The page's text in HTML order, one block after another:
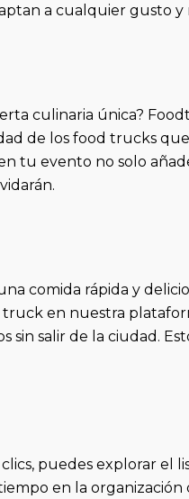
a cualquier gusto y
culinaria única?
de los food trucks
tu evento no solo
comida rápida y
en nuestra
salir de la ciudad.
puedes explorar el
en la organización